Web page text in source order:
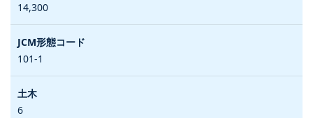
14,300
101-1
6